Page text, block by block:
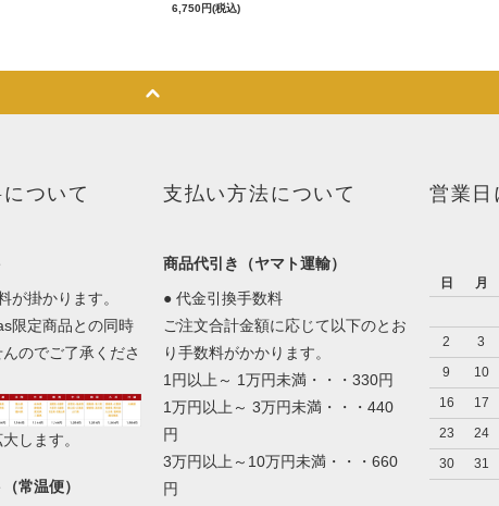
6,750円(税込)
ついて
が掛かります。
限定商品との同時
のでご了承くださ
します。
常温便）
支払い方法について
商品代引き（ヤマト運輸）
● 代金引換手数料
ご注文合計金額に応じて以下のとお
り手数料がかかります。
1円以上～ 1万円未満・・・330円
1万円以上～ 3万円未満・・・440
円
3万円以上～10万円未満・・・660
円
営業日
日
月
2
3
9
10
16
17
23
24
30
31